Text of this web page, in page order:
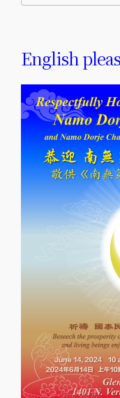
佛
大
法
會
2023
English